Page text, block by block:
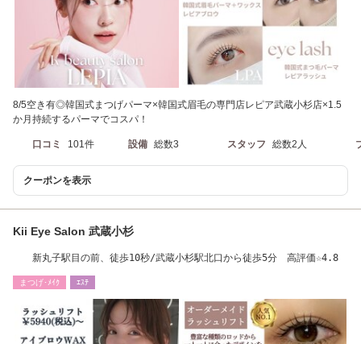
8/5空き有◎韓国式まつげパーマ×韓国式眉毛の専門店レピア武蔵小杉店×1.5
か月持続するパーマでコスパ！
口コミ 101件 設備 総数3 スタッフ 総数2人
クーポンを表示
Kii Eye Salon 武蔵小杉
新丸子駅目の前、徒歩10秒/武蔵小杉駅北口から徒歩5分 高評価☆4.8
まつげ･ﾒｲｸ ｴｽﾃ